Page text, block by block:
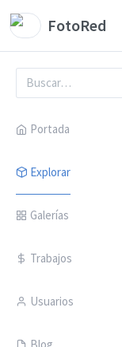
FotoRed
Portada
Explorar
Galerías
Trabajos
Usuarios